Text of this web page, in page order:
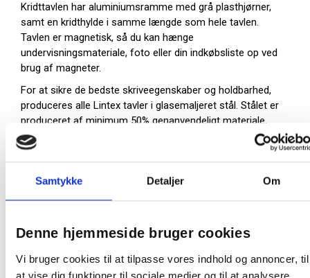
Samtykke Detaljer Om
Denne hjemmeside bruger cookies
Vi bruger cookies til at tilpasse vores indhold og annoncer, til
at vise dig funktioner til sociale medier og til at analysere
Kridttavlen har aluminiumsramme med grå plasthjørner,
samt en kridthylde i samme længde som hele tavlen.
Tavlen er magnetisk, så du kan hænge
undervisningsmateriale, foto eller din indkøbsliste op ved
brug af magneter.
For at sikre de bedste skriveegenskaber og holdbarhed,
produceres alle Lintex tavler i glasemaljeret stål. Stålet er
produceret af minimum 50% genanvendeligt materiale,
og tavlerne er 99% genavendelige. Samtidig gives der
hele 30 års garanti på skrivefladen. Det er din sikkerhed,
for et godt og sikkert valg, når du bestiller en Lintex tavle.
Incl. beslag for vægmontering
Slag og ridsefast
Mål (BxH): 300 x 120 cm (kridthylde 300 cm)
Vægt ca. 47kg